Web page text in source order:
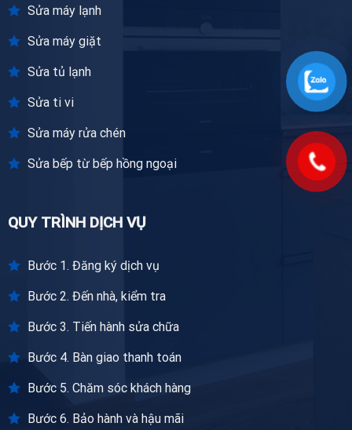
Sửa máy lạnh
Sửa máy giặt
Sửa tủ lạnh
Sửa ti vi
Sửa máy rửa chén
Sửa bếp từ bếp hồng ngoại
QUY TRÌNH DỊCH VỤ
Bước 1. Đăng ký dịch vụ
Bước 2. Đến nhà, kiểm tra
Bước 3. Tiến hành sửa chữa
Bước 4. Bàn giao thanh toán
Bước 5. Chăm sóc khách hàng
Bước 6. Bảo hành và hậu mãi